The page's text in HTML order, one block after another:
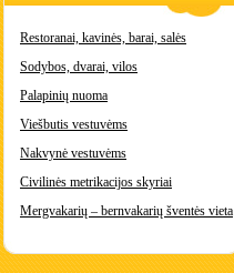
Restoranai, kavinės, barai, salės
Sodybos, dvarai, vilos
Palapinių nuoma
Viešbutis vestuvėms
Nakvynė vestuvėms
Civilinės metrikacijos skyriai
Mergvakarių – bernvakarių šventės vieta